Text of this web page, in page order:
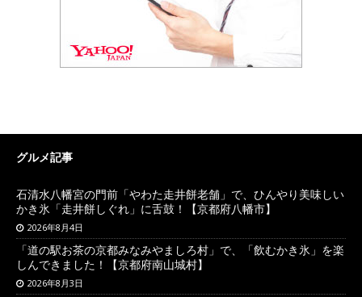
グルメ記事
石清水八幡宮の門前「やわた走井餅老舗」で、ひんやり美味しい
かき氷「走井餅しぐれ」に舌鼓！【京都府八幡市】
2026年8月4日
「道の駅お茶の京都みなみやましろ村」で、「飲むかき氷」を楽
しんできました！【京都府南山城村】
2026年8月3日